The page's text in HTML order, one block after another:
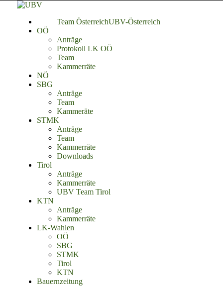
UBV-Österreich
Team Österreich
OÖ
Anträge
Protokoll LK OÖ
Team
Kammerräte
NÖ
SBG
Anträge
Team
Kammeräte
STMK
Anträge
Team
Kammerräte
Downloads
Tirol
Anträge
Kammerräte
UBV Team Tirol
KTN
Anträge
Kammerräte
LK-Wahlen
OÖ
SBG
STMK
Tirol
KTN
Bauernzeitung